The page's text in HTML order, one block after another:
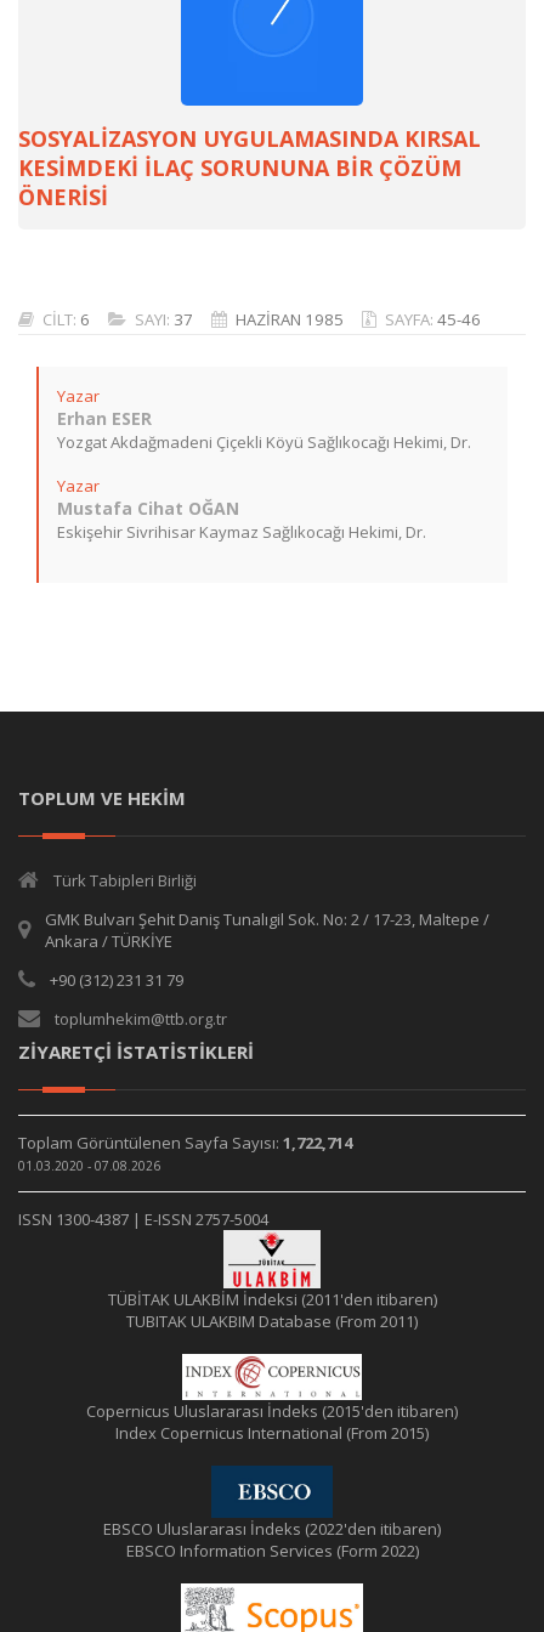
SOSYALİZASYON UYGULAMASINDA KIRSAL
KESİMDEKİ İLAÇ SORUNUNA BİR ÇÖZÜM
ÖNERİSİ
CİLT: 6 SAYI: 37 HAZİRAN 1985 SAYFA: 45-46
Yazar
Erhan ESER
Yozgat Akdağmadeni Çiçekli Köyü Sağlıkocağı Hekimi, Dr.
Yazar
Mustafa Cihat OĞAN
Eskişehir Sivrihisar Kaymaz Sağlıkocağı Hekimi, Dr.
TOPLUM VE HEKİM
Türk Tabipleri Birliği
GMK Bulvarı Şehit Daniş Tunalıgil Sok. No: 2 / 17-23, Maltepe /
Ankara / TÜRKİYE
+90 (312) 231 31 79
toplumhekim@ttb.org.tr
ZİYARETÇİ İSTATİSTİKLERİ
Toplam Görüntülenen Sayfa Sayısı: 1,722,714
01.03.2020 - 07.08.2026
ISSN 1300-4387 | E-ISSN 2757-5004
TÜBİTAK ULAKBİM İndeksi (2011'den itibaren)
TUBITAK ULAKBIM Database (From 2011)
Copernicus Uluslararası İndeks (2015'den itibaren)
Index Copernicus International (From 2015)
EBSCO Uluslararası İndeks (2022'den itibaren)
EBSCO Information Services (Form 2022)